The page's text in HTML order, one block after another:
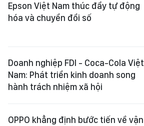
Epson Việt Nam thúc đẩy tự động
hóa và chuyển đổi số
Doanh nghiệp FDI - Coca-Cola Việt
Nam: Phát triển kinh doanh song
hành trách nhiệm xã hội
OPPO khẳng định bước tiến về vận